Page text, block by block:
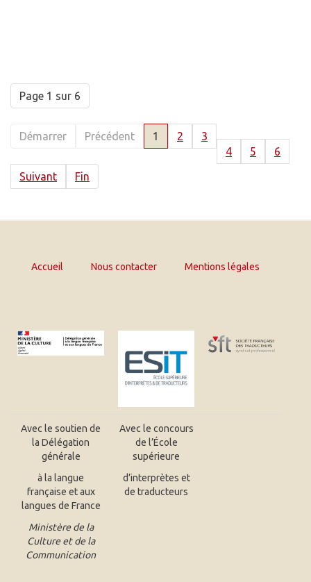
Page 1 sur 6
Démarrer Précédent 1 2
3
4
5
6
Suivant
Fin
Accueil Nous contacter Mentions légales
Avec le soutien de
la Délégation
générale
à la langue
française et aux
langues de France
Ministère de la
Culture et de la
Communication
Avec le concours
de l’École
supérieure
d’interprètes et
de traducteurs